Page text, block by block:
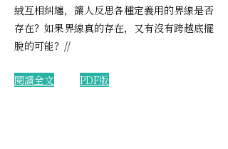
絨互相糾纏，讓人反思各種定義用的界線是否
存在？如果界線真的存在，又有沒有跨越底擺
脫的可能？//
​閱讀全文 PDF版